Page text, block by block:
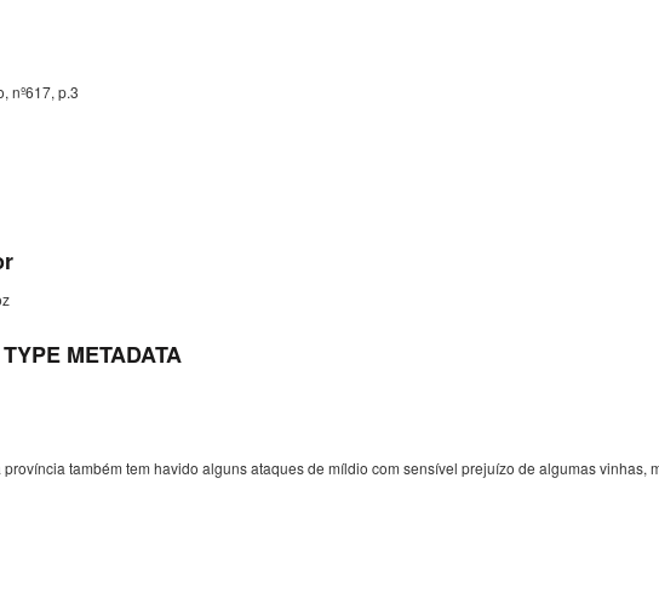
nº617, p.3
METADATA
província também tem havido alguns ataques de míldio com sensível prejuízo de algumas vinhas,